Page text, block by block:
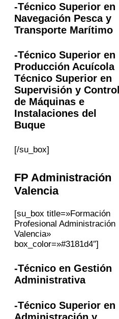
-Técnico Superior en
Navegación Pesca y
Transporte Marítimo
-Técnico Superior en
Producción Acuícola
Técnico Superior en
Supervisión y Control
de Máquinas e
Instalaciones del
Buque
[/su_box]
FP Administración
Valencia
[su_box title=»Formación
Profesional Administración
Valencia»
box_color=»#3181d4″]
-Técnico en Gestión
Administrativa
-Técnico Superior en